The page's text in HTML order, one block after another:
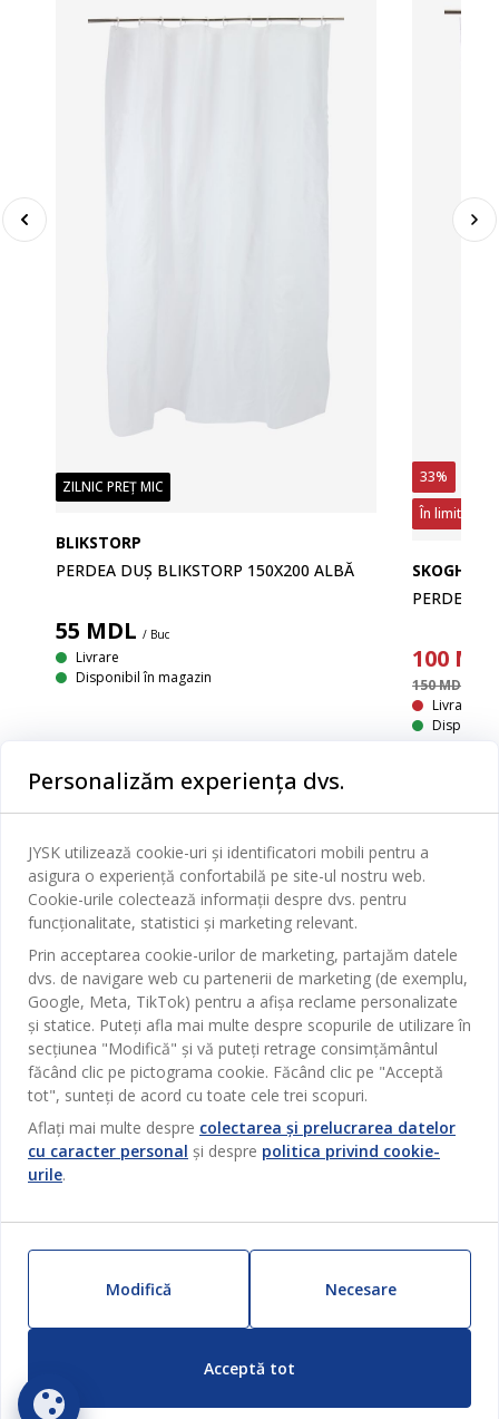
ZILNIC PREȚ MIC
BLIKSTORP
PERDEA DUȘ BLIKSTORP 150X200 ALBĂ
55 MDL / Buc
Livrare
Disponibil în magazin
33%
În limita
SKOGHALL
PERDEA
100
150 MDL
Livrare
Disponibil
Categorii
Dormitor
Baie
Birou
Sufragerie
Bucătărie
Perdele
ZILNIC PREȚ MIC
Serviciul clienți
Contact Relații Clienți
Magazine și program
Broșură
Termeni si conditii vânzări online
Garantia prețului
Garanția Produselor
Politica de confidentialitate
Retur
JYSK
Despre JYSK
JYSK.com
Presă
Locuri de muncă
Inspirație
JYSK BUSINESS TO BUSINESS
Link-uri utile
Sustenabilitate
SEDIU CENTRAL
TAROL-DD S.R.L. str. Jubiliara, 41A mun. Chișinău, Republica
Moldova
JYSK BUSINESS TO BUSINESS
JYSK RELAȚII CLIENȚI
Contact Relații Clienți
Telefon: 022 022 030
Urmărește Jysk
Personalizăm experiența dvs.
JYSK utilizează cookie-uri și identificatori mobili pentru a
asigura o experiență confortabilă pe site-ul nostru web.
Cookie-urile colectează informații despre dvs. pentru
funcționalitate, statistici și marketing relevant.
Prin acceptarea cookie-urilor de marketing, partajăm datele
dvs. de navigare web cu partenerii de marketing (de exemplu,
Google, Meta, TikTok) pentru a afișa reclame personalizate
și statice. Puteți afla mai multe despre scopurile de utilizare în
secțiunea "Modifică" și vă puteți retrage consimțământul
făcând clic pe pictograma cookie. Făcând clic pe "Acceptă
tot", sunteți de acord cu toate cele trei scopuri.
Aflați mai multe despre colectarea și prelucrarea datelor
cu caracter personal și despre politica privind cookie-
urile.
Modifică Necesare
Acceptă tot